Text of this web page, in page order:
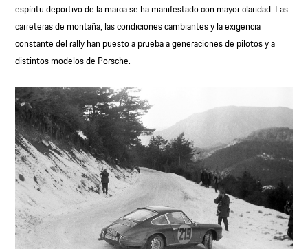
espíritu deportivo de la marca se ha manifestado con mayor claridad. Las
carreteras de montaña, las condiciones cambiantes y la exigencia
constante del rally han puesto a prueba a generaciones de pilotos y a
distintos modelos de Porsche.